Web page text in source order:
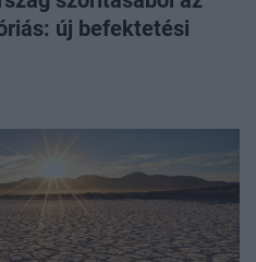
új befektetési